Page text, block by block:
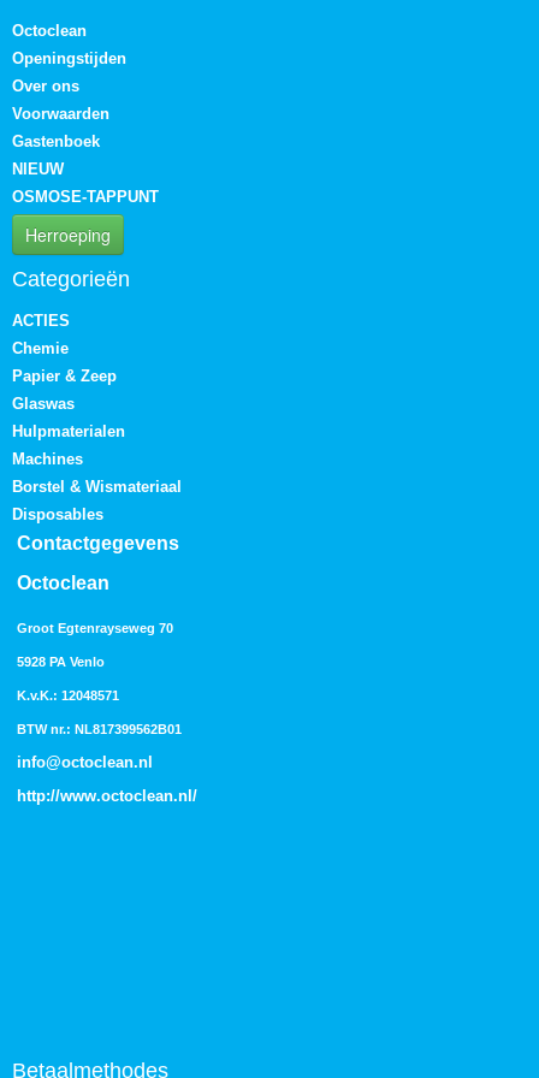
Octoclean
Openingstijden
Over ons
Voorwaarden
Gastenboek
NIEUW
OSMOSE-TAPPUNT
Herroeping
Categorieën
ACTIES
Chemie
Papier & Zeep
Glaswas
Hulpmaterialen
Machines
Borstel & Wismateriaal
Disposables
Contactgegevens
Octoclean
Groot Egtenrayseweg 70
5928 PA Venlo
K.v.K.: 12048571
BTW nr.: NL817399562B01
info@octoclean.nl
http://www.octoclean.nl /
Betaalmethodes